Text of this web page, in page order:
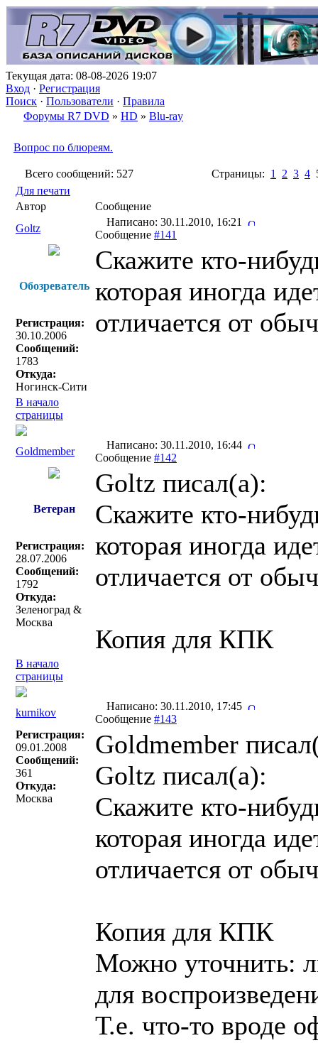
Текущая дата: 08-08-2026 19:07
Вход · Регистрация
Поиск · Пользователи · Правила
Форумы R7 DVD » HD » Blu-ray
Вопрос по блюреям.
Всего сообщений: 527 Страницы: 1 2 3 4
Для печати
Автор
Сообщение
Goltz
Написано: 30.11.2010, 16:21
Сообщение #141
Обозреватель
Регистрация:
30.10.2006
Сообщений:
1783
Откуда:
Ногинск-Сити
Скажите кто-
которая иногда
отличается от
В начало
страницы
Goldmember
Написано: 30.11.2010, 16:44
Сообщение #142
Ветеран
Регистрация:
28.07.2006
Сообщений:
1792
Откуда:
Зеленоград &
Москва
Goltz писал(a):
Скажите кто-
которая иногда
отличается от
Копия для КПК
В начало
страницы
kurnikov
Написано: 30.11.2010, 17:45
Сообщение #143
Регистрация:
09.01.2008
Сообщений:
361
Откуда:
Москва
Goldmember
Goltz писал(a):
Скажите кто-
которая иногда
отличается от
Копия для КПК
Можно уточнить:
для
Т.е. что-то вроде